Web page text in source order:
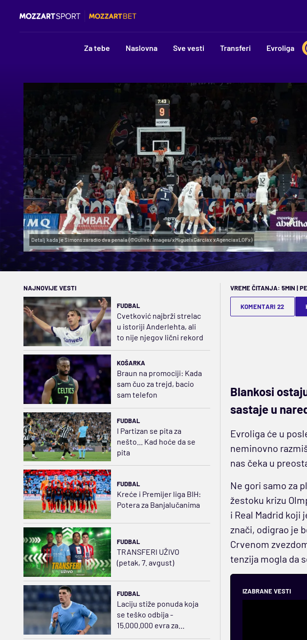
Za tebe Naslovna Sve vesti Transferi Evroliga
Detalj kada je Simons zaradio dva penala (©Guliver Images/xMiguelxGarciax xAgenciaxLOFx)
NAJNOVIJE VESTI
FUDBAL
Cvetković najbrži strelac
u istoriji Anderlehta, ali
to nije njegov lični rekord
KOŠARKA
Braun na promociji: Kada
sam čuo za trejd, bacio
sam telefon
FUDBAL
I Partizan se pita za
nešto... Kad hoće da se
pita
FUDBAL
Kreće i Premijer liga BIH:
Potera za Banjalučanima
FUDBAL
TRANSFERI UŽIVO
(petak, 7. avgust)
FUDBAL
Laciju stiže ponuda koja
se teško odbija -
15.000.000 evra za
VREME ČITANJA: 5MIN |
KOMENTARI 22
Blankosi
sastaje u
Evroliga će u
neminovno
nas čeka u
Ne gori samo za
žestoku krizu
i Real Madrid
znači, odigrao je
Crvenom
tenzija mogla da
IZABRANE VESTI